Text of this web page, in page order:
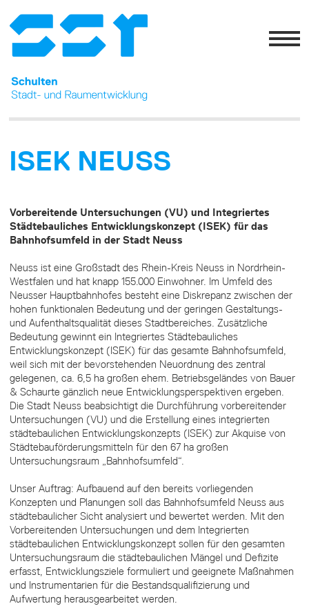
ISEK NEUSS
Vorbereitende Untersuchungen (VU) und Integriertes
Städtebauliches Entwicklungskonzept (ISEK) für das
Bahnhofsumfeld in der Stadt Neuss
Neuss ist eine Großstadt des Rhein-Kreis Neuss in Nordrhein-
Westfalen und hat knapp 155.000 Einwohner. Im Umfeld des
Neusser Hauptbahnhofes besteht eine Diskrepanz zwischen der
hohen funktionalen Bedeutung und der geringen Gestaltungs-
und Aufenthaltsqualität dieses Stadtbereiches. Zusätzliche
Bedeutung gewinnt ein Integriertes Städtebauliches
Entwicklungskonzept (ISEK) für das gesamte Bahnhofsumfeld,
weil sich mit der bevorstehenden Neuordnung des zentral
gelegenen, ca. 6,5 ha großen ehem. Betriebsgeländes von Bauer
& Schaurte gänzlich neue Entwicklungsperspektiven ergeben.
Die Stadt Neuss beabsichtigt die Durchführung vorbereitender
Untersuchungen (VU) und die Erstellung eines integrierten
städtebaulichen Entwicklungskonzepts (ISEK) zur Akquise von
Städtebauförderungsmitteln für den 67 ha großen
Untersuchungsraum „Bahnhofsumfeld“.
Unser Auftrag: Aufbauend auf den bereits vorliegenden
Konzepten und Planungen soll das Bahnhofsumfeld Neuss aus
städtebaulicher Sicht analysiert und bewertet werden. Mit den
Vorbereitenden Untersuchungen und dem Integrierten
städtebaulichen Entwicklungskonzept sollen für den gesamten
Untersuchungsraum die städtebaulichen Mängel und Defizite
erfasst, Entwicklungsziele formuliert und geeignete Maßnahmen
und Instrumentarien für die Bestandsqualifizierung und
Aufwertung herausgearbeitet werden.